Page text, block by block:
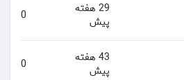
29 هفته
پیش
0
43 هفته
پیش
0